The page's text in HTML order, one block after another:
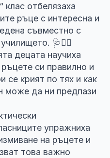
клас отбелязаха
ръце с интересна и
съвместно с
🩺👩‍⚕️
децата научиха
си правилно и
се крият по тях и как
може да ни предпази
упражниха
на ръцете и
това важно